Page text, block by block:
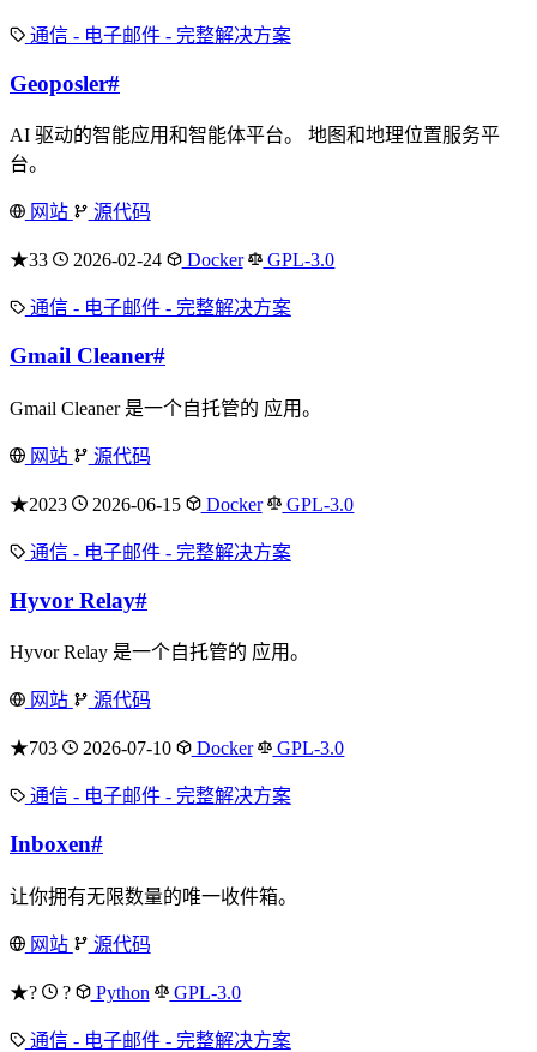
通信 - 电子邮件 - 完整解决方案
Geoposler#
AI 驱动的智能应用和智能体平台。 地图和地理位置服务平
台。
网站 源代码
★33 2026-02-24 Docker GPL-3.0
通信 - 电子邮件 - 完整解决方案
Gmail Cleaner#
Gmail Cleaner 是一个自托管的 应用。
网站 源代码
★2023 2026-06-15 Docker GPL-3.0
通信 - 电子邮件 - 完整解决方案
Hyvor Relay#
Hyvor Relay 是一个自托管的 应用。
网站 源代码
★703 2026-07-10 Docker GPL-3.0
通信 - 电子邮件 - 完整解决方案
Inboxen#
让你拥有无限数量的唯一收件箱。
网站 源代码
★? ? Python GPL-3.0
通信 - 电子邮件 - 完整解决方案